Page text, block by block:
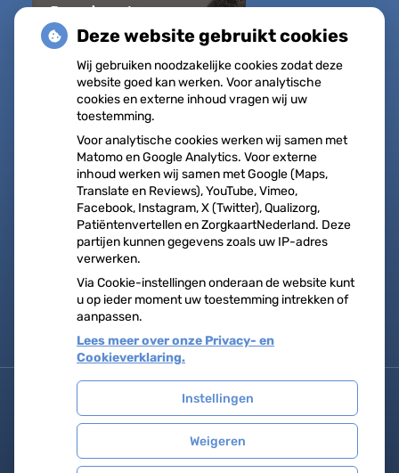
Regel met
gemak
Uw Zorg
online
Herhaalrecepten
aanvragen
Vragen stellen
Afspraken
maken
Dossier bekijken
Registeren
patiëntenomgeving
Medisch
Reeuwijk
Deze website gebruikt cookies
Wij gebruiken noodzakelijke cookies zodat deze
website goed kan werken. Voor analytische
cookies en externe inhoud vragen wij uw
toestemming.
Voor analytische cookies werken wij samen met
Matomo en Google Analytics. Voor externe
inhoud werken wij samen met Google (Maps,
Translate en Reviews), YouTube, Vimeo,
Facebook, Instagram, X (Twitter), Qualizorg,
Patiëntenvertellen en ZorgkaartNederland. Deze
partijen kunnen gegevens zoals uw IP-adres
verwerken.
Via Cookie-instellingen onderaan de website kunt
u op ieder moment uw toestemming intrekken of
aanpassen.
Lees meer over onze Privacy- en
Cookieverklaring.
Instellingen
Weigeren